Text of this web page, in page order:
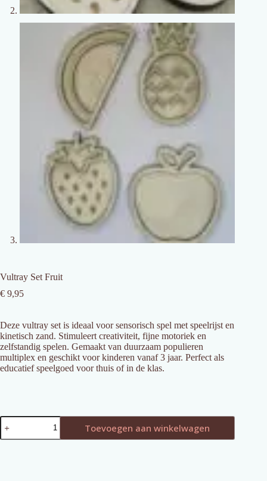
Vultray Set Fruit
€ 9,95
Deze vultray set is ideaal voor sensorisch spel met speelrijst en
kinetisch zand. Stimuleert creativiteit, fijne motoriek en
zelfstandig spelen. Gemaakt van duurzaam populieren
multiplex en geschikt voor kinderen vanaf 3 jaar. Perfect als
educatief speelgoed voor thuis of in de klas.
Vultray
Set
Fruit
Toevoegen aan winkelwagen